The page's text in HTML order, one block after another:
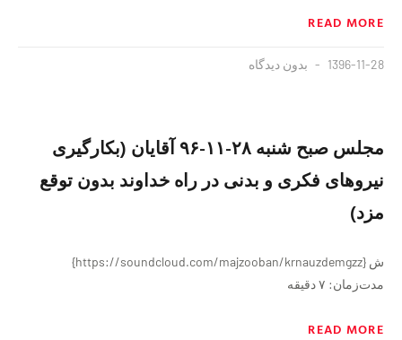
READ MORE
1396-11-28 بدون دیدگاه
مجلس صبح شنبه ۲۸-۱۱-۹۶ آقایان (بکارگیری
نیروهای فکری و بدنی در راه خداوند بدون توقع
مزد)
ش {https://soundcloud.com/majzooban/krnauzdemgzz}
مدت‌زمان: ٧ دقیقه
READ MORE